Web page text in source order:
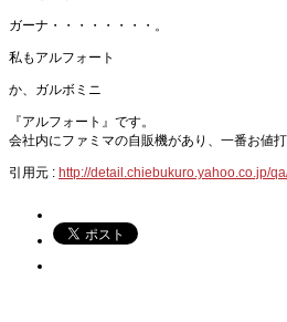
ガーナ・・・・・・・・。
私もアルフォート
か、ガルボミニ
『アルフォート』です。
会社内にファミマの自販機があり、一番お値打
引用元 : http://detail.chiebukuro.yahoo.co.jp/